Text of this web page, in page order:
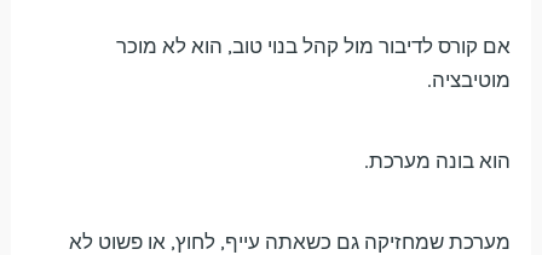
אם קורס לדיבור מול קהל בנוי טוב, הוא לא מוכר
מוטיבציה.
הוא בונה מערכת.
מערכת שמחזיקה גם כשאתה עייף, לחוץ, או פשוט לא